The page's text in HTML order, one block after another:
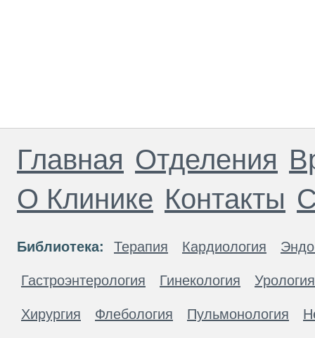
Главная Отделения
О Клинике Контакты
Библиотека: Терапия Кардиология
Гастроэнтерология Гинекология Урология
Хирургия Флебология Пульмонология